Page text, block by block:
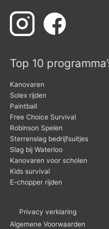
Top 10
Kanovaren
Solex rijden
Paintball
Free Choice Survival
Robinson Spelen
Sterrenslag bedrijfsuitjes
Slag bij Waterloo
Kanovaren voor scholen
Kids survival
E-chopper rijden
Privacy verklaring
Algemene Voorwaarden